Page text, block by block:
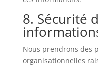
8. Sécurité
Nous prendrons des
organisationnelles